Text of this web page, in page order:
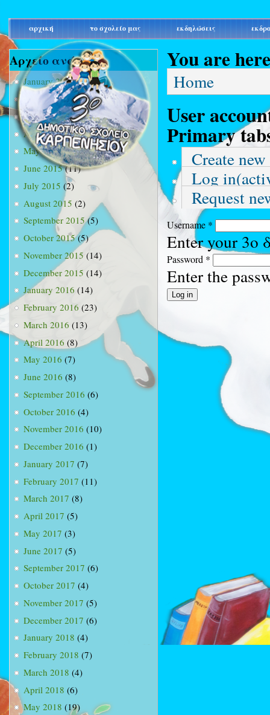
main_menu
αρχική το σχολείο μας εκδηλώσεις
Αρχείο ανά μήνα
January 2015(3)
February 2015(9)
March 2015(34)
April 2015(15)
May 2015(13)
June 2015(11)
July 2015 (2)
August 2015 (2)
September 2015(5)
October 2015(5)
November 2015 (14)
December 2015 (14)
January 2016 (14)
February 2016 (23)
March 2016 (13)
April 2016 (8)
May 2016 (7)
June 2016 (8)
September 2016 (6)
October 2016 (4)
November 2016 (10)
December 2016 (1)
January 2017 (7)
February 2017 (11)
March 2017 (8)
April 2017 (5)
May 2017 (3)
June 2017 (5)
September 2017 (6)
October 2017 (4)
November 2017 (5)
December 2017 (6)
January 2018 (4)
February 2018 (7)
March 2018 (4)
April 2018 (6)
May 2018 (19)
You are here
Home
User
Primary
Create
Log in
Request
Username *
Enter your 3ο
Password *
Enter the